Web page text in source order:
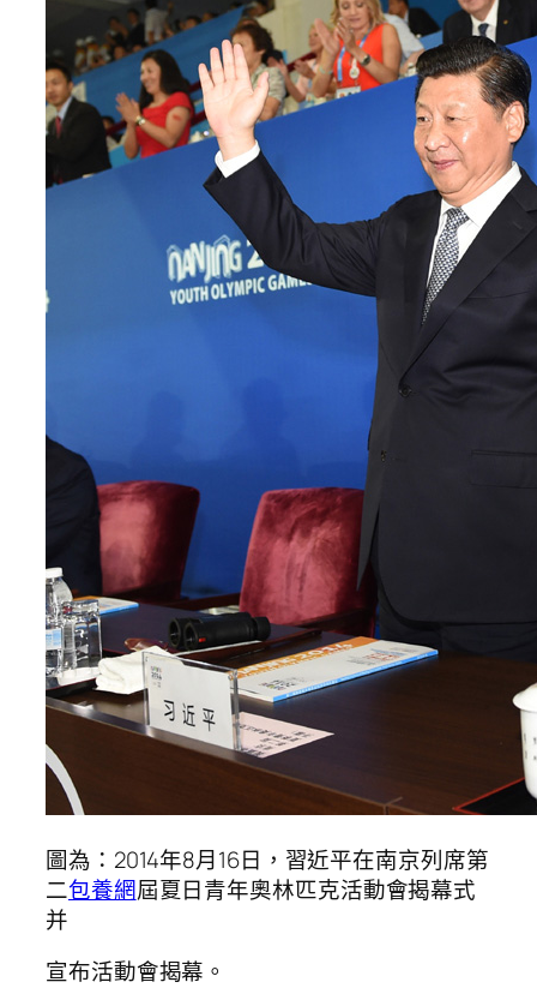
圖為：2014年8月16日，習近平在南京列席第
二包養網屆夏日青年奧林匹克活動會揭幕式
并
宣布活動會揭幕。